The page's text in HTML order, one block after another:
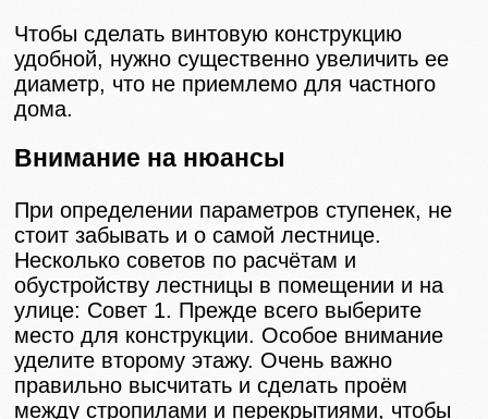
Чтобы сделать винтовую конструкцию
удобной, нужно существенно увеличить ее
диаметр, что не приемлемо для частного
дома.
Внимание на нюансы
При определении параметров ступенек, не
стоит забывать и о самой лестнице.
Несколько советов по расчётам и
обустройству лестницы в помещении и на
улице: Совет 1. Прежде всего выберите
место для конструкции. Особое внимание
уделите второму этажу. Очень важно
правильно высчитать и сделать проём
между стропилами и перекрытиями, чтобы